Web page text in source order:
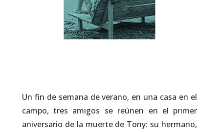
Un fin de semana de verano, en una casa en el
campo, tres amigos se reúnen en el primer
aniversario de la muerte de Tony: su hermano,